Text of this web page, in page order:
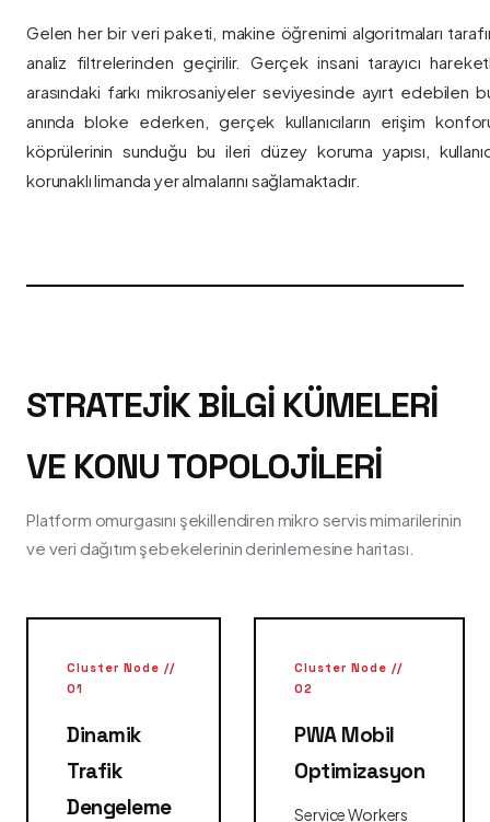
Gelen her bir veri paketi, makine öğrenimi algoritmaları
analiz filtrelerinden geçirilir. Gerçek insani tarayıcı
arasındaki farkı mikrosaniyeler seviyesinde ayırt edebilen
anında bloke ederken, gerçek kullanıcıların erişim
köprülerinin sunduğu bu ileri düzey koruma yapısı,
korunaklı limanda yer almalarını sağlamaktadır.
STRATEJIK BILGI KÜMELERI
VE KONU TOPOLOJILERI
Platform omurgasını şekillendiren mikro servis mimarilerinin
ve veri dağıtım şebekelerinin derinlemesine haritası.
Cluster Node //
01
Dinamik
Trafik
Dengeleme
Cluster Node //
02
PWA Mobil
Optimizasyon
Service Workers